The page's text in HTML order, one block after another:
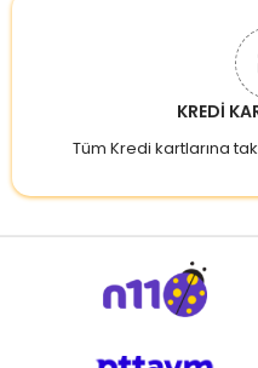
KREDİ
Tüm Kredi kartlarına